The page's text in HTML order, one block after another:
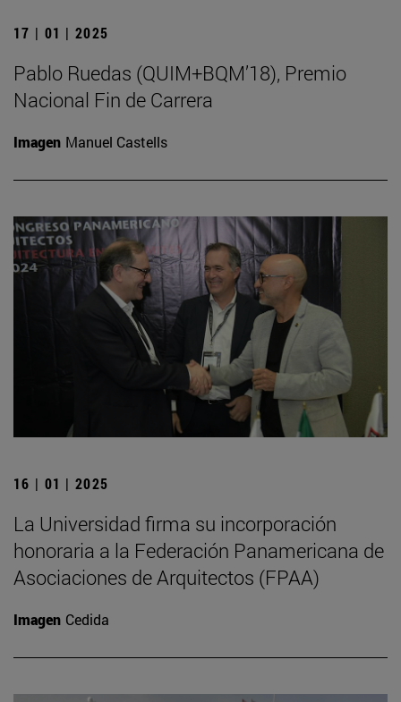
17 | 01 | 2025
Pablo Ruedas (QUIM+BQM’18), Premio
Nacional Fin de Carrera
Imagen Manuel Castells
16 | 01 | 2025
La Universidad firma su incorporación
honoraria a la Federación Panamericana de
Asociaciones de Arquitectos (FPAA)
Imagen Cedida